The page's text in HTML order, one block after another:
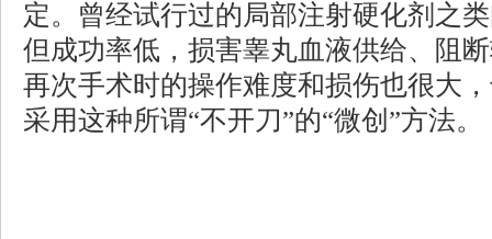
定。曾经试行过的局部注射硬化剂之
但成功率低，损害睾丸血液供给、阻
再次手术时的操作难度和损伤也很大
采用这种所谓“不开刀”的“微创”方法。